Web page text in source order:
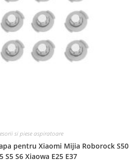
si piese aspiratoare
pentru Xiaomi Mijia Roborock S50
S5 S6 Xiaowa E25 E37